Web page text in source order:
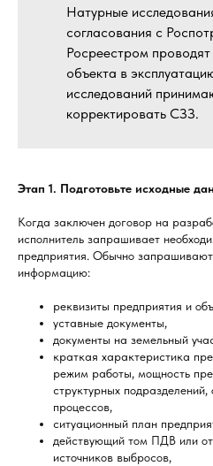
Натурные
согласования с
Росреестром
объекта в
исследований
корректировать СЗЗ.
Этап 1. Подготовьте исходные
Когда заключен договор на
исполнитель запрашивает
предприятия. Обычно
информацию:
реквизиты предприятия и
уставные документы,
документы на земельный
краткая характеристика
режим работы, мощность
структурных подразделений,
процессов,
ситуационный план
действующий том ПДВ или
источников выбросов,